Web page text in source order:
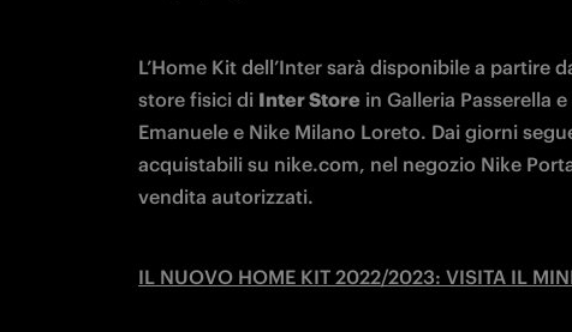
L’Home Kit dell’Inter sarà disponibile a partire
store fisici di Inter Store in Galleria Passerella
Emanuele e Nike Milano Loreto. Dai giorni
acquistabili su nike.com, nel negozio Nike
vendita autorizzati.
IL NUOVO HOME KIT 2022/2023: VISITA IL